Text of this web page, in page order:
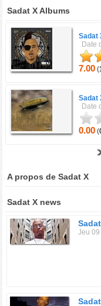
Sadat X Albums
Sadat
Date
7.00 (
Sadat
Date
0.00 (
A propos de Sadat X
Sadat X news
Jeu 09